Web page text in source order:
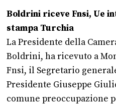
Boldrini riceve Fnsi, Ue
stampa Turchia
La Presidente della
Boldrini, ha ricevuto a
Fnsi, il Segretario
Presidente Giuseppe
comune preoccupazione